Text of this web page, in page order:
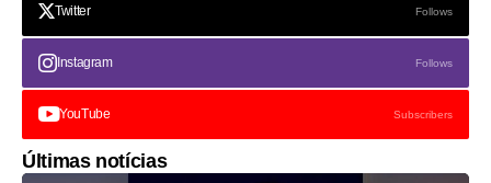
Twitter Follows
Instagram Follows
YouTube Subscribers
Últimas notícias